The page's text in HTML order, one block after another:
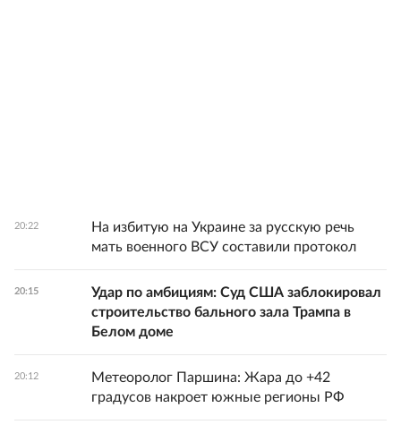
20:22
На избитую на Украине за русскую речь
мать военного ВСУ составили протокол
20:15
Удар по амбициям: Суд США заблокировал
строительство бального зала Трампа в
Белом доме
20:12
Метеоролог Паршина: Жара до +42
градусов накроет южные регионы РФ